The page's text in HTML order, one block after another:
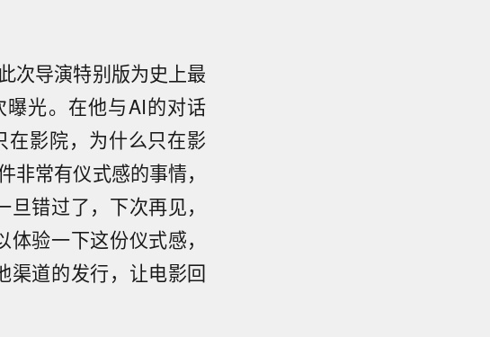
次导演特别版为史上最
光。在他与AI的对话
在影院，为什么只在影
非常有仪式感的事情，
错过了，下次再见，
验一下这份仪式感，
渠道的发行，让电影回